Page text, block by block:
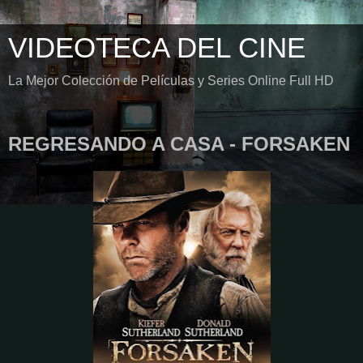
VIDEOTECA DEL CINE
La Mejor Colección de Películas y Series Online Full HD
REGRESANDO A CASA - FORSAKEN